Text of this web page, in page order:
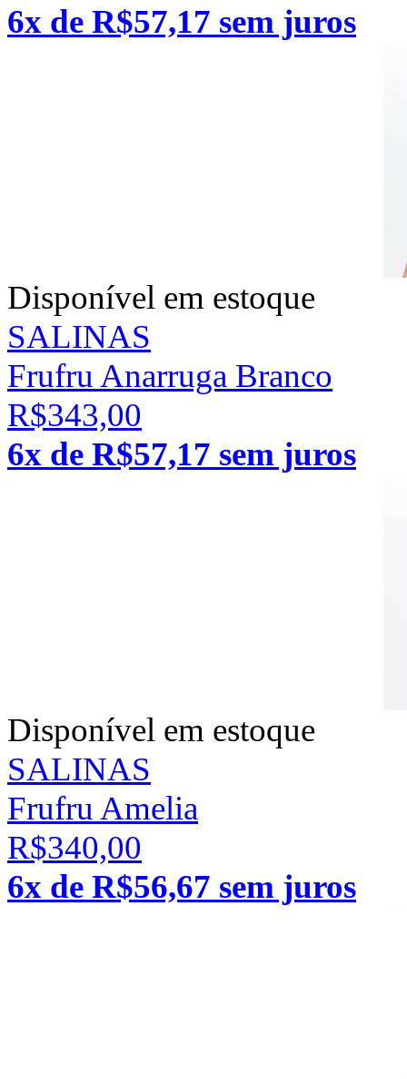
6x de R$57,17 sem juros
Disponível em estoque
SALINAS
Frufru Anarruga Branco
R$343,00
6x de R$57,17 sem juros
Disponível em estoque
SALINAS
Frufru Amelia
R$340,00
6x de R$56,67 sem juros